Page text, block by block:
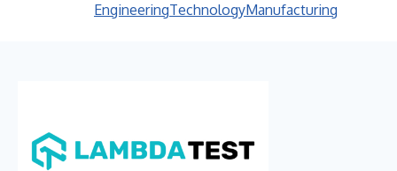
EngineeringTechnologyManufacturing